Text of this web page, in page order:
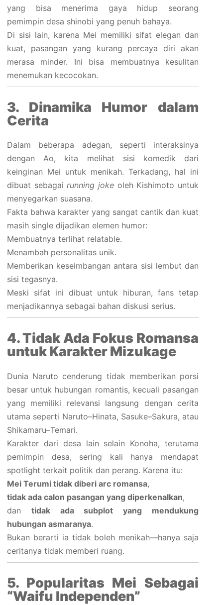
yang bisa menerima gaya hidup seorang
pemimpin desa shinobi yang penuh bahaya.
Di sisi lain, karena Mei memiliki sifat elegan dan
kuat, pasangan yang kurang percaya diri akan
merasa minder. Ini bisa membuatnya kesulitan
menemukan kecocokan.
3. Dinamika Humor dalam
Cerita
Dalam beberapa adegan, seperti interaksinya
dengan Ao, kita melihat sisi komedik dari
keinginan Mei untuk menikah. Terkadang, hal ini
dibuat sebagairunning joke oleh Kishimoto untuk
menyegarkan suasana.
Fakta bahwa karakter yang sangat cantik dan kuat
masih single dijadikan elemen humor:
Membuatnya terlihat relatable.
Menambah personalitas unik.
Memberikan keseimbangan antara sisi lembut dan
sisi tegasnya.
Meski sifat ini dibuat untuk hiburan, fans tetap
menjadikannya sebagai bahan diskusi serius.
4. Tidak Ada Fokus Romansa
untuk Karakter Mizukage
Dunia Naruto cenderung tidak memberikan porsi
besar untuk hubungan romantis, kecuali pasangan
yang memiliki relevansi langsung dengan cerita
utama seperti Naruto–Hinata, Sasuke–Sakura, atau
Shikamaru–Temari.
Karakter dari desa lain selain Konoha, terutama
pemimpin desa, sering kali hanya mendapat
spotlight terkait politik dan perang. Karena itu:
Mei Terumi tidak diberi arc romansa,
tidak ada calon pasangan yang diperkenalkan,
dan tidak ada subplot yang mendukung
hubungan asmaranya.
Bukan berarti ia tidak boleh menikah—hanya saja
ceritanya tidak memberi ruang.
5. Popularitas Mei Sebagai
“Waifu Independen”